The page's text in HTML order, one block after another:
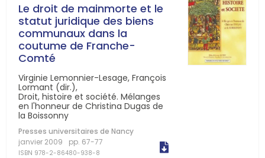
Le droit de mainmorte et le
statut juridique des biens
communaux dans la
coutume de Franche-
Comté
Virginie Lemonnier-Lesage, François
Lormant (dir.),
Droit, histoire et société. Mélanges
en l'honneur de Christina Dugas de
la Boissonny
Presses universitaires de Nancy
janvier 2009
pp. 67-77
ISBN 978-2-86480-938-8